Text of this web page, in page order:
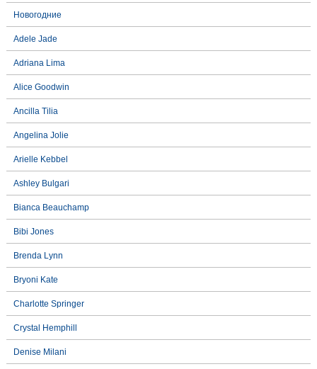
Новогодние
Adele Jade
Adriana Lima
Alice Goodwin
Ancilla Tilia
Angelina Jolie
Arielle Kebbel
Ashley Bulgari
Bianca Beauchamp
Bibi Jones
Brenda Lynn
Bryoni Kate
Charlotte Springer
Crystal Hemphill
Denise Milani